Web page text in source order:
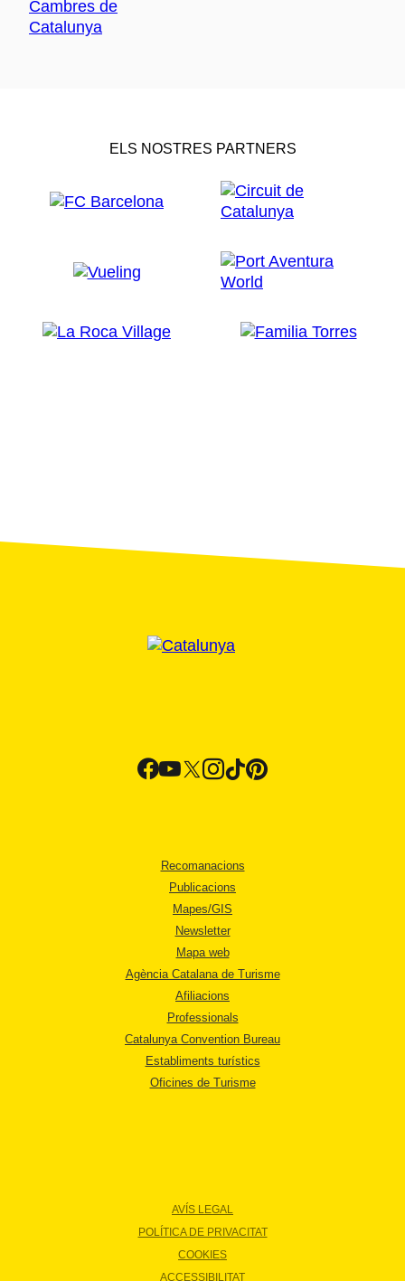
ELS NOSTRES PARTNERS
Recomanacions
Publicacions
Mapes/GIS
Newsletter
Mapa web
Agència Catalana de Turisme
Afiliacions
Professionals
Catalunya Convention Bureau
Establiments turístics
Oficines de Turisme
AVÍS LEGAL
POLÍTICA DE PRIVACITAT
COOKIES
ACCESSIBILITAT